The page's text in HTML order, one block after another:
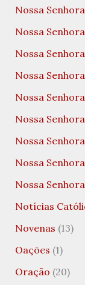
Nossa
Nossa
Nossa
Nossa
Nossa
Nossa
Nossa
Nossa
Nossa
Notícias
Novenas (13)
Oações (1)
Oração (20)